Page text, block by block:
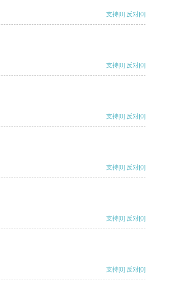
支持[0] 反对[0]
支持[0] 反对[0]
支持[0] 反对[0]
支持[0] 反对[0]
支持[0] 反对[0]
支持[0] 反对[0]